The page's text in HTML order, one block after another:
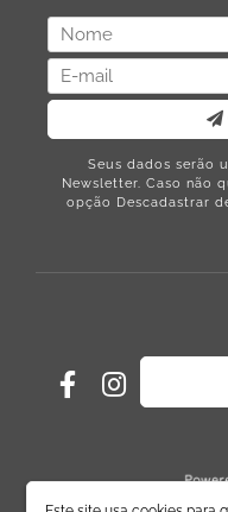
Seus dados serão
Newsletter. Caso não
opção Descadastrar